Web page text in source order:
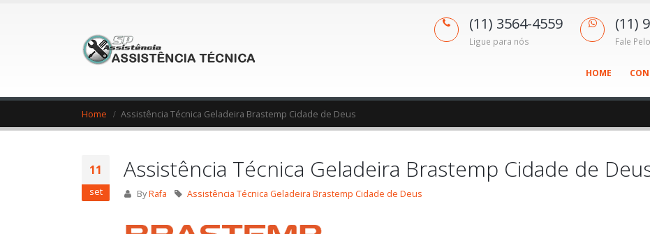
(11) 3564-4559
Ligue para nós
(11)
Fale
HOME
Home Assistência Técnica Geladeira Brastemp Cidade de Deus
11
set
Assistência Técnica Geladeira Brastemp Cidade de
ByRafa Assistência Técnica Geladeira Brastemp Cidade de Deus